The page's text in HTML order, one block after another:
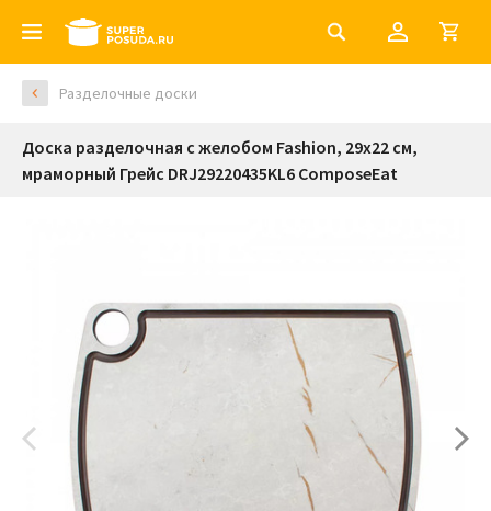
Разделочные доски
Доска разделочная c желобом Fashion, 29х22 см,
мраморный Грейс DRJ29220435KL6 ComposeEat